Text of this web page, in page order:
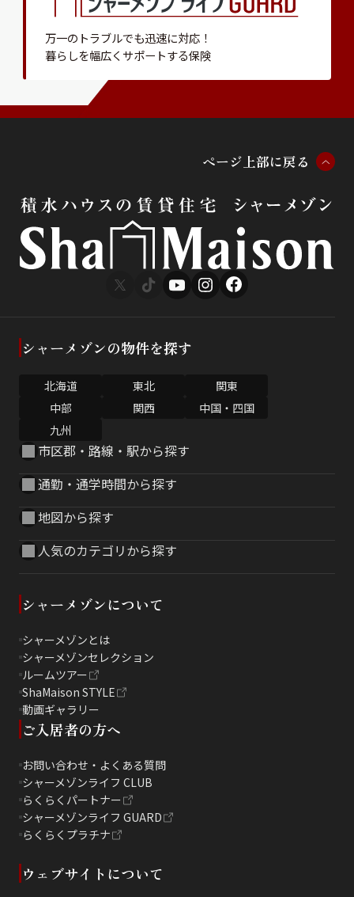
万一のトラブルでも迅速に対応！
暮らしを幅広くサポートする保険
ページ 上部に戻る
シャーメゾンの物件を探す
北海道 東北
関東
中部
関西
中国・四国
九州
市区郡・路線・駅から探す
通勤・通学時間から探す
地図から探す
人気のカテゴリから探す
シャーメゾンについて
シャーメゾンとは
シャーメゾンセレクション
ルームツアー
ShaMaison STYLE
動画ギャラリー
ご入居者の方へ
お問い合わせ・よくある質問
シャーメゾンライフ CLUB
らくらくパートナー
シャーメゾンライフ GUARD
らくらくプラチナ
ウェブサイトについて